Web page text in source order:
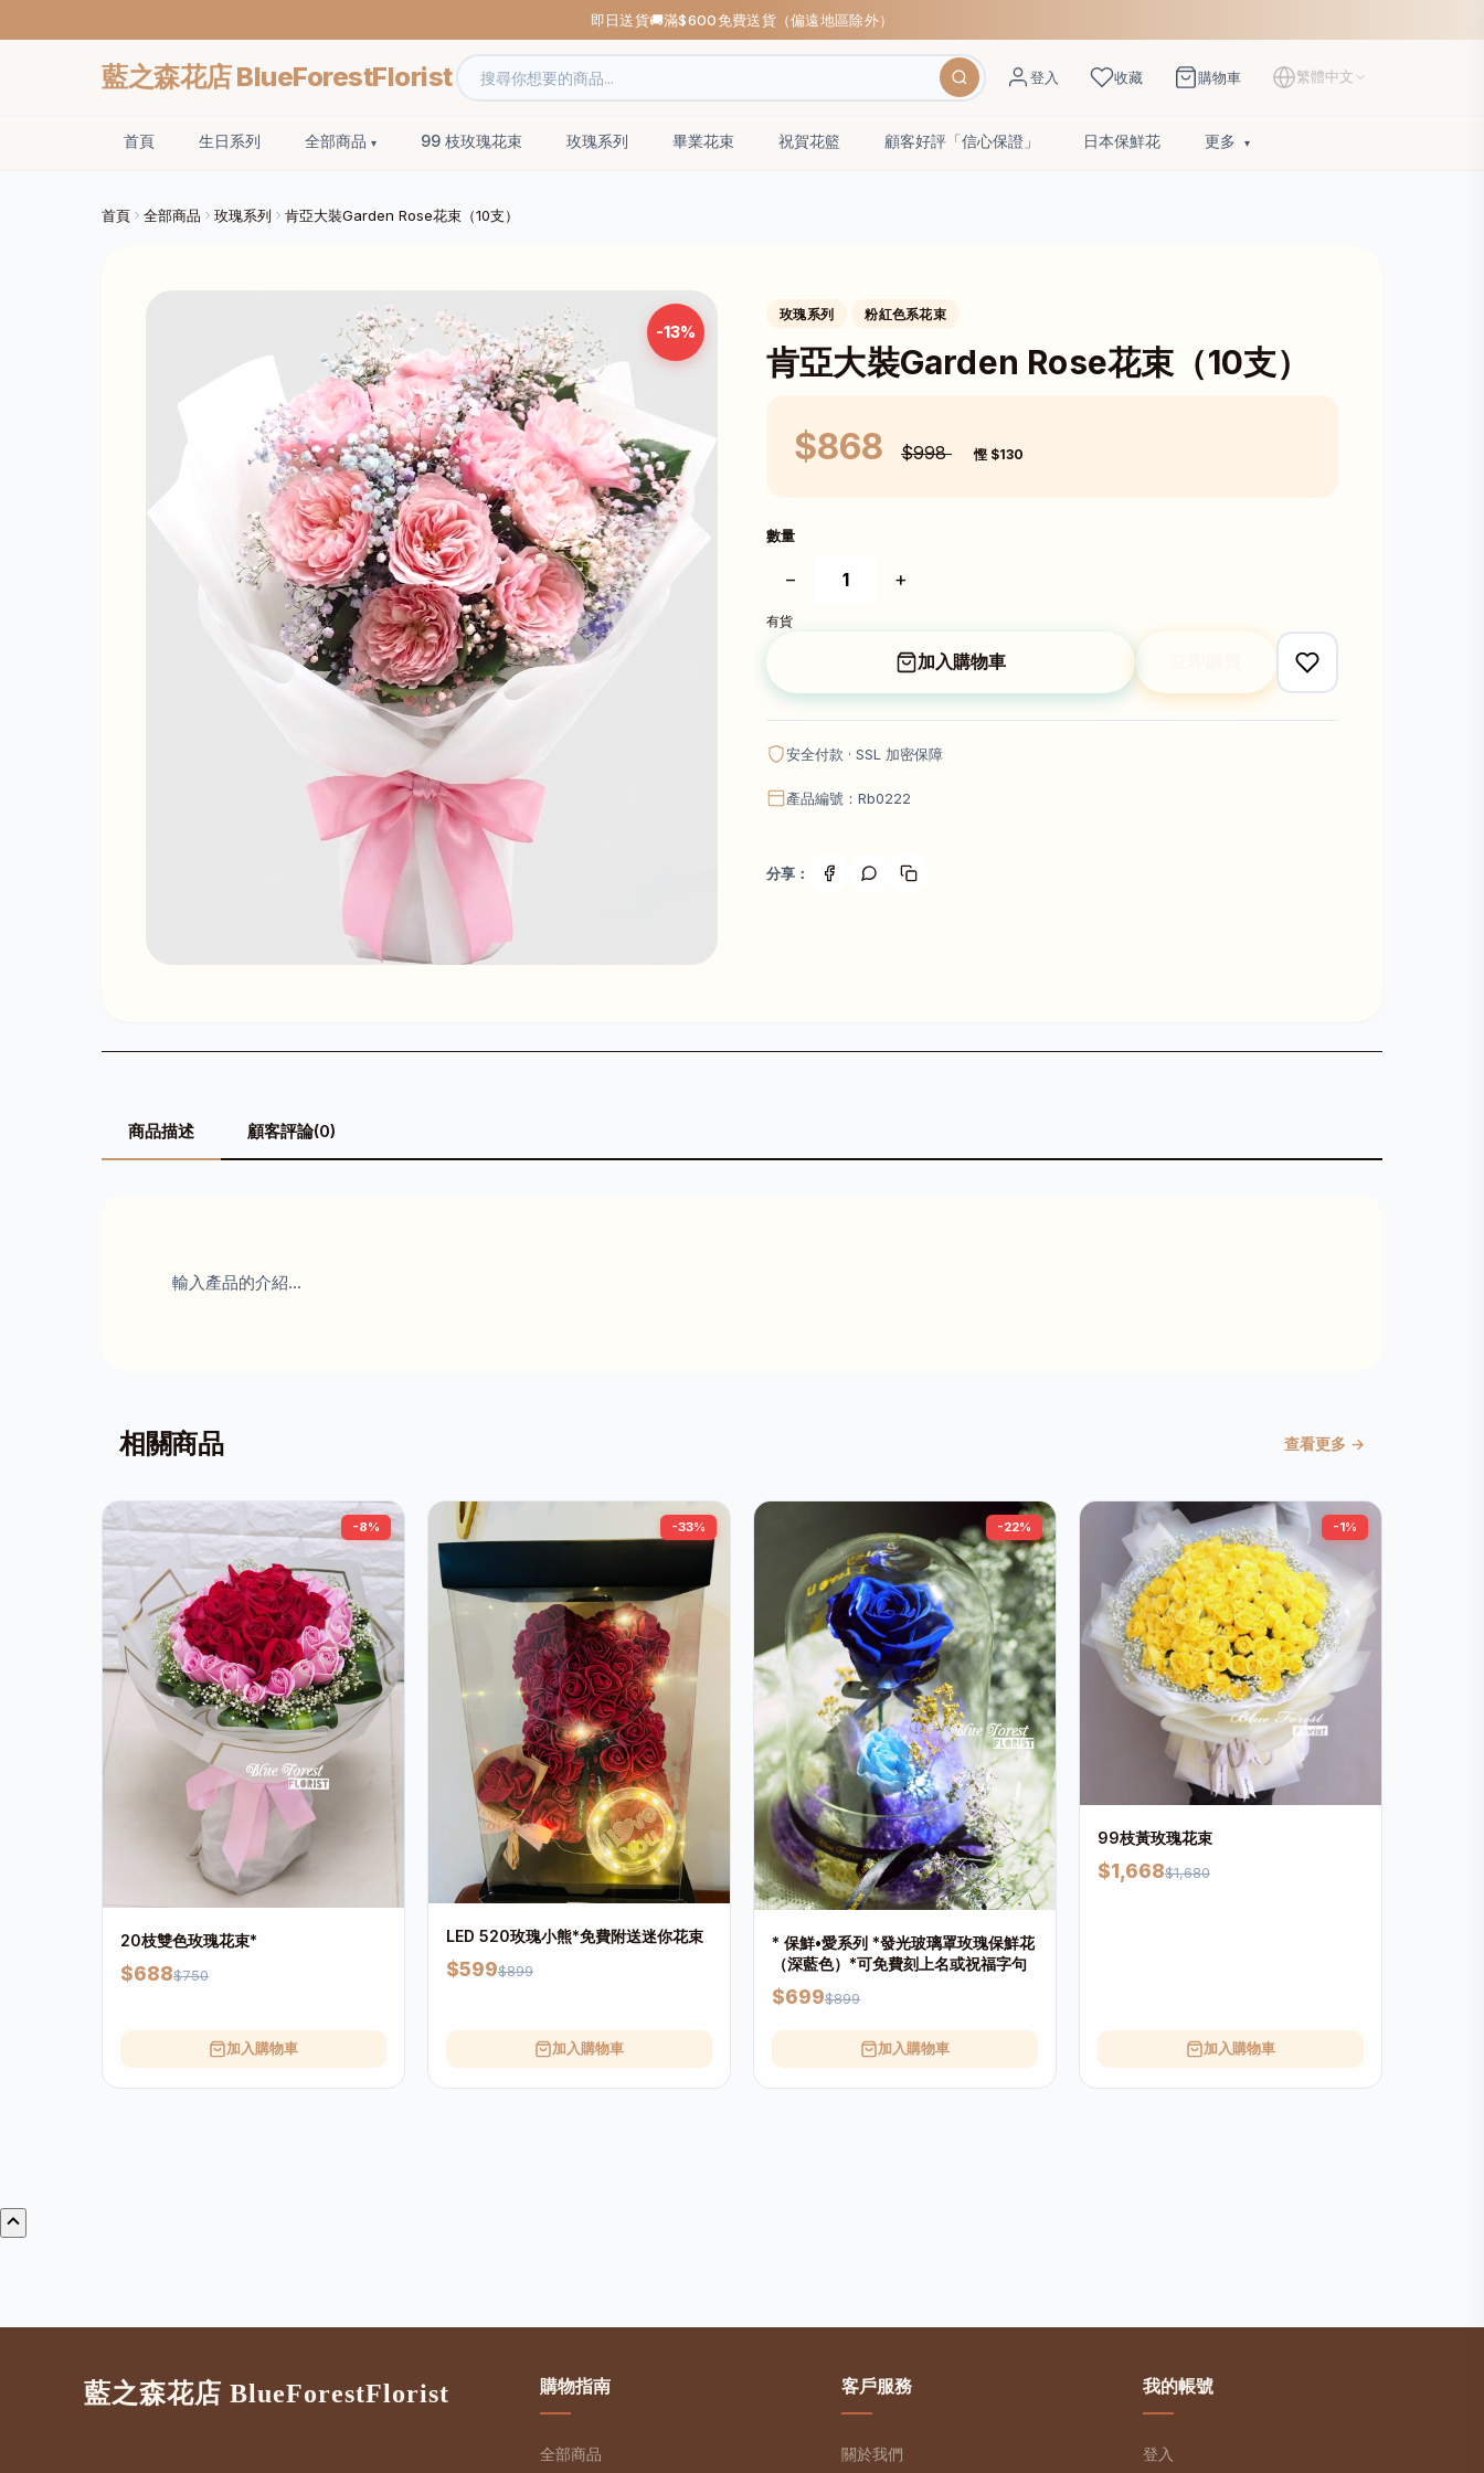
即日送貨🚚滿$600免費送貨（偏遠地區除外）
藍之森花店 BlueForestFlorist 登入 收藏 購物車 繁體中文
首頁 生日系列 全部商品 99 枝玫瑰花束 玫瑰系列 畢業花束 祝賀花籃 顧客好評「信心保證」 日本保鮮花 更多
首頁 全部商品 玫瑰系列 肯亞大裝Garden Rose花束（10支）
-13%
玫瑰系列 粉紅色系花束
肯亞大裝Garden Rose花束（10支）
$868 $998 慳 $130
數量
− +
有貨
加入購物車
安全付款 · SSL 加密保障
產品編號：Rb0222
分享：
商品描述 顧客評論(0)
輸入產品的介紹...
相關商品 查看更多 →
-8%
20枝雙色玫瑰花束*
$688$750
加入購物車
-33%
LED 520玫瑰小熊*免費附送迷你花束
$599$899
加入購物車
-22%
* 保鮮•愛系列 *發光玻璃罩玫瑰保鮮花
（深藍色）*可免費刻上名或祝福字句
$699$899
加入購物車
-1%
99枝黃玫瑰花束
$1,668$1,680
加入購物車
藍之森花店 BlueForestFlorist 購物指南
全部商品
客戶服務
關於我們
我的帳號
登入